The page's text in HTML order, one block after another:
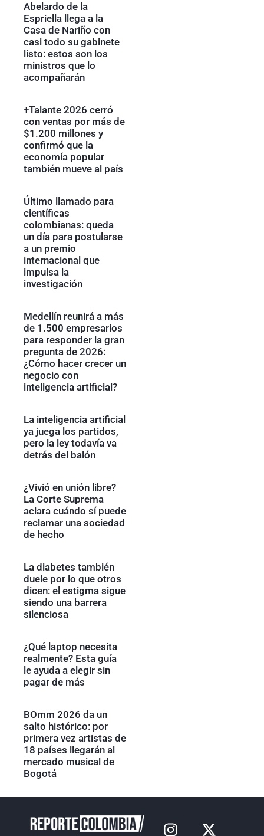
Abelardo de la
Espriella llega a la
Casa de Nariño con
casi todo su gabinete
listo: estos son los
ministros que lo
acompañarán
+Talante 2026 cerró
con ventas por más de
$1.200 millones y
confirmó que la
economía popular
también mueve al país
Último llamado para
científicas
colombianas: queda
un día para postularse
a un premio
internacional que
impulsa la
investigación
Medellín reunirá a más
de 1.500 empresarios
para responder la gran
pregunta de 2026:
¿Cómo hacer crecer un
negocio con
inteligencia artificial?
La inteligencia artificial
ya juega los partidos,
pero la ley todavía va
detrás del balón
¿Vivió en unión libre?
La Corte Suprema
aclara cuándo sí puede
reclamar una sociedad
de hecho
La diabetes también
duele por lo que otros
dicen: el estigma sigue
siendo una barrera
silenciosa
¿Qué laptop necesita
realmente? Esta guía
le ayuda a elegir sin
pagar de más
BOmm 2026 da un
salto histórico: por
primera vez artistas de
18 países llegarán al
mercado musical de
Bogotá